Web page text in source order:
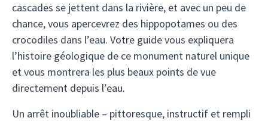
cascades se jettent dans la rivière, et avec un peu de
chance, vous apercevrez des hippopotames ou des
crocodiles dans l’eau. Votre guide vous expliquera
l’histoire géologique de ce monument naturel unique
et vous montrera les plus beaux points de vue
directement depuis l’eau.
Un arrêt inoubliable – pittoresque, instructif et rempli